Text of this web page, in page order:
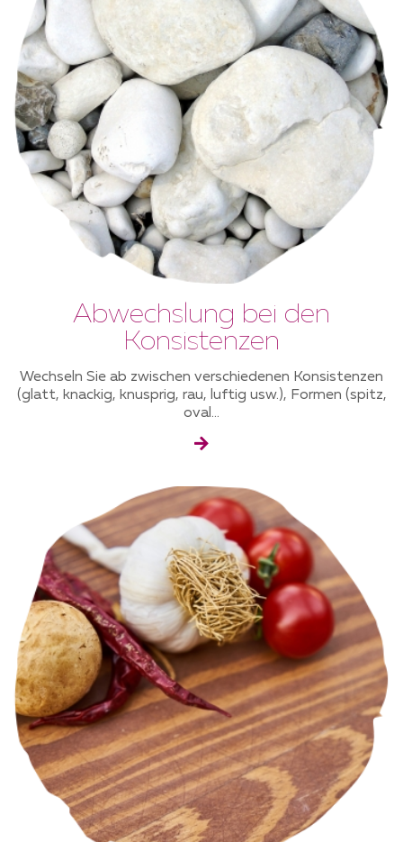
Abwechslung bei den
Konsistenzen
Wechseln Sie ab zwischen verschiedenen Konsistenzen
(glatt, knackig, knusprig, rau, luftig usw.), Formen (spitz,
oval...